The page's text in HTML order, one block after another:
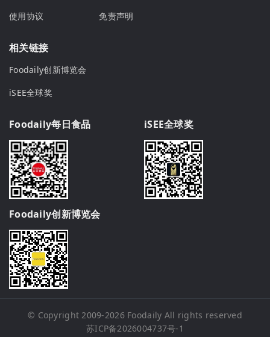
使用协议
免责声明
相关链接
Foodaily创新博览会
iSEE全球奖
Foodaily每日食品 iSEE全球奖
Foodaily创新博览会
© Copyright 2009-2026 Foodaily All rights reserved
苏ICP备2026004737号-1